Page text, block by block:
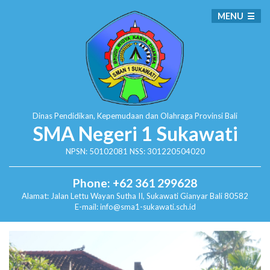
Dinas Pendidikan, Kepemudaan dan Olahraga Provinsi Bali
SMA Negeri 1 Sukawati
NPSN: 50102081 NSS: 301220504020
Phone: +62 361 299628
Alamat: Jalan Lettu Wayan Sutha II, SukawatiGianyar Bali 80582
E-mail: info@sma1-sukawati.sch.id
MENU